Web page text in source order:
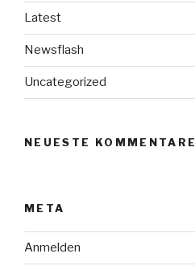
Latest
Newsflash
Uncategorized
NEUESTE KOMMENTARE
META
Anmelden